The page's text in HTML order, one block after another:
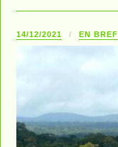
14/12/2021 EN BREF